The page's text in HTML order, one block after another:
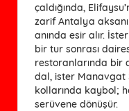
çaldığında,
zarif Antalya
anında esir alır.
bir tur sonrası
restoranlarında bir
dal, ister Manavgat
kollarında kaybol;
serüvene dönüşür.